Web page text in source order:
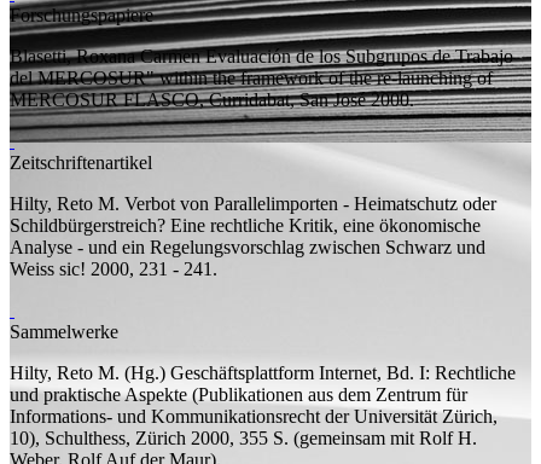
Forschungspapiere
Blasetti, Roxana Carmen Evaluación de los Subgrupos de Trabajo
del MERCOSUR" within the framework of the re-launching of
MERCOSURFLASCO, Curridabat, San José 2000.
Zeitschriftenartikel
Hilty, Reto M. Verbot von Parallelimporten - Heimatschutz oder
Schildbürgerstreich? Eine rechtliche Kritik, eine ökonomische
Analyse - und ein Regelungsvorschlag zwischen Schwarz und
Weiss sic! 2000, 231 - 241.
Sammelwerke
Hilty, Reto M. (Hg.) Geschäftsplattform Internet, Bd. I: Rechtliche
und praktische Aspekte (Publikationen aus dem Zentrum für
Informations- und Kommunikationsrecht der Universität Zürich,
10), Schulthess, Zürich 2000, 355 S. (gemeinsam mit Rolf H.
Weber, Rolf Auf der Maur).